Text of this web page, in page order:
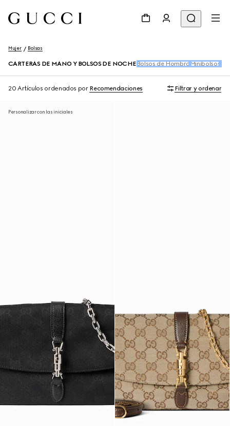
Mujer Bolsas
CARTERAS DE MANO Y BOLSOS DE NOCHE Bolsos de Hombro Minibolsos
20 Artículos ordenados por Recomendaciones Filtrar y ordenar
Personalizar con las iniciales